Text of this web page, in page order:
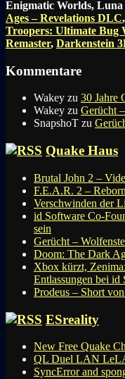
Enigmatic Worlds,
Ages – Revelations DLC,
Troopers: Ultimate Bug
Remaster, Darkenstein
Kommentare
Wakey zu 30 Jahre
Wakey zu Gerücht
SnapshoT zu
Quake Haus
Brutal John 2 –
F.E.A.R. 2 –
Verschwinden der
id Software Co-
sein
Gerücht –
Doom: The Dark
Xbox kürzt,
Entlassungen bei id
Prodeus – Short
ESreality
New Free Quake
QL Duel LAN
SyncError and